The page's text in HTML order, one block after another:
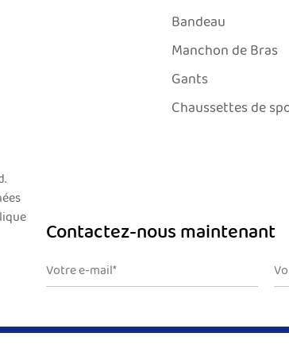
Bandeau
Manchon de Bras
Gants
Chaussettes de
Contactez-nous maintenant